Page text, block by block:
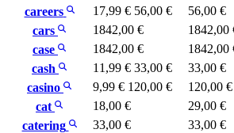
careers
17,99 € 56,00 € 56,00 €
cars
1842,00 € 1842,00
case
1842,00 € 1842,00
cash
11,99 € 33,00 € 33,00 €
casino
9,99 € 120,00 € 120,00 €
cat
18,00 € 29,00 €
catering
33,00 € 33,00 €